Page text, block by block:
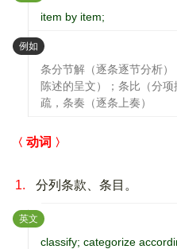
item by item;
例如 ：
条分节解（逐条逐节分析
陈述的呈文）；条比（分
疏，条奏（逐条上奏）
动词
1. 分列条款、条目。
英文 ：
classify; categorize